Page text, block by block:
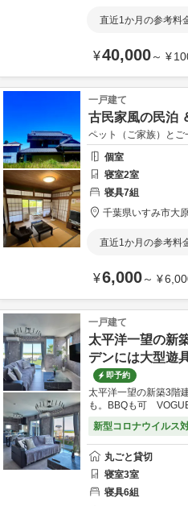
直近1か月の参考料
¥40,000～ ¥
一戸建て
古民家風の民泊
ペット（ご家族）と
個室
寝室2室
寝具7組
千葉県いすみ市大
直近1か月の参考料
¥6,000～ ¥
一戸建て
太平洋一望の新
デンには大型
即予約
太平洋一望の新築3階
も。BBQも可
新型コロナウイルス
丸ごと貸切
寝室3室
寝具6組